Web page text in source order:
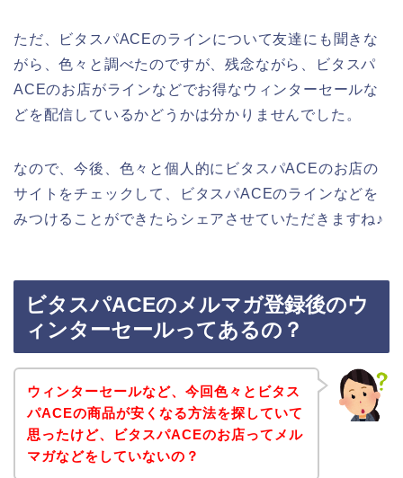
ただ、ビタスパACEのラインについて友達にも聞きな
がら、色々と調べたのですが、残念ながら、ビタスパ
ACEのお店がラインなどでお得なウィンターセールな
どを配信しているかどうかは分かりませんでした。
なので、今後、色々と個人的にビタスパACEのお店の
サイトをチェックして、ビタスパACEのラインなどを
みつけることができたらシェアさせていただきますね♪
ビタスパACEのメルマガ登録後のウ
ィンターセールってあるの？
ウィンターセールなど、今回色々とビタス
パACEの商品が安くなる方法を探していて
思ったけど、ビタスパACEのお店ってメル
マガなどをしていないの？